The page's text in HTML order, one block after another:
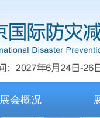
展会概况